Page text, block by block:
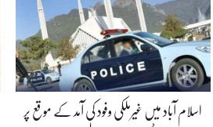
اسلام آباد میں غیرملکی وفود کی آمد کے موقع پر